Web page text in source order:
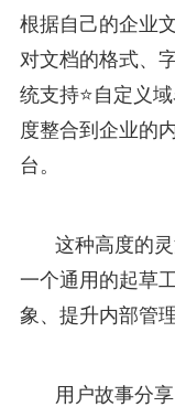
根据自己的企业
对文档的格式、
统支持⭐自定义
度整合到企业的
台。
这种高度的
一个通用的起草
象、提升内部管
用户故事分